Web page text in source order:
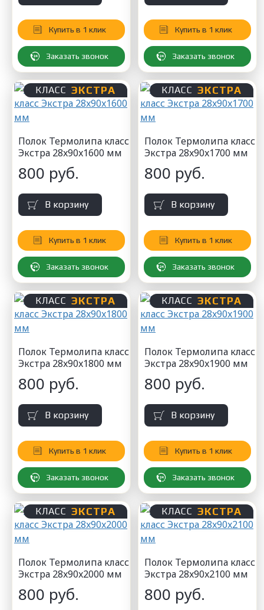
Купить в 1 клик
Заказать звонок
Купить в 1 клик
Заказать звонок
КЛАСС ЭКСТРА
Полок Термолипа класс
Экстра 28x90x1600 мм
800 руб.
В корзину
Купить в 1 клик
Заказать звонок
КЛАСС ЭКСТРА
Полок Термолипа класс
Экстра 28x90x1700 мм
800 руб.
В корзину
Купить в 1 клик
Заказать звонок
КЛАСС ЭКСТРА
Полок Термолипа класс
Экстра 28x90x1800 мм
800 руб.
В корзину
Купить в 1 клик
Заказать звонок
КЛАСС ЭКСТРА
Полок Термолипа класс
Экстра 28x90x1900 мм
800 руб.
В корзину
Купить в 1 клик
Заказать звонок
КЛАСС ЭКСТРА
Полок Термолипа класс
Экстра 28x90x2000 мм
800 руб.
КЛАСС ЭКСТРА
Полок Термолипа класс
Экстра 28x90x2100 мм
800 руб.